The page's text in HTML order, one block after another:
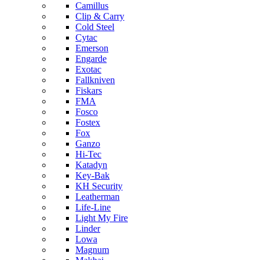
Camillus
Clip & Carry
Cold Steel
Cytac
Emerson
Engarde
Exotac
Fallkniven
Fiskars
FMA
Fosco
Fostex
Fox
Ganzo
Hi-Tec
Katadyn
Key-Bak
KH Security
Leatherman
Life-Line
Light My Fire
Linder
Lowa
Magnum